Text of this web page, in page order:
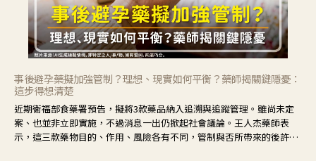
事後避孕藥擬加強管制？理想、現實如何平衡？藥師揭關鍵隱憂：
這步得想清楚
近期衛福部食藥署預告，擬將3款藥品納入追溯與追蹤管理。雖尚未定
案、也並非立即實施，不過消息一出仍掀起社會議論。王人杰藥師表
示，這三款藥物目的、作用、風險各有不同，管制與否所帶來的後許影